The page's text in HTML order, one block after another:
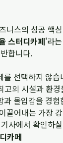
스의 성공 핵
스터디카페'라
합니다.
선택하지 않
의 시설과 환
과 몰입감을 경
어내는 가장
기사에서 확인하
카페